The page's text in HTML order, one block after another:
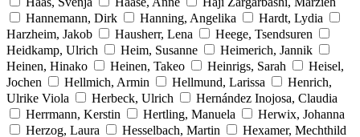
Hannemann, Dirk
Hanning, Angelika
Hardt, Lydia
Harzheim, Jakob
Hausherr, Lena
Heege, Tsendsuren
Heidkamp, Ulrich
Heim, Susanne
Heimerich, Jannik
Heinen, Hinako
Heinen, Takeo Heinrigs, Sarah
Heisel,
Jochen
Hellmich, Armin Hellmund, Larissa
Henrich,
Ulrike Viola
Herbeck, Ulrich
Hernández Inojosa, Claudia
Herrmann, Kerstin
Hertling, Manuela
Herwix, Johanna
Herzog, Laura
Hesselbach, Martin
Hexamer, Mechthild